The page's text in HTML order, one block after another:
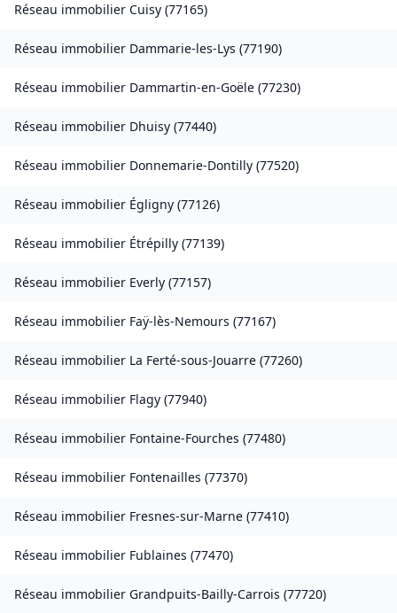
Réseau immobilier Cuisy (77165)
Réseau immobilier Dammarie-les-Lys (77190)
Réseau immobilier Dammartin-en-Goële (77230)
Réseau immobilier Dhuisy (77440)
Réseau immobilier Donnemarie-Dontilly (77520)
Réseau immobilier Égligny (77126)
Réseau immobilier Étrépilly (77139)
Réseau immobilier Everly (77157)
Réseau immobilier Faÿ-lès-Nemours (77167)
Réseau immobilier La Ferté-sous-Jouarre (77260)
Réseau immobilier Flagy (77940)
Réseau immobilier Fontaine-Fourches (77480)
Réseau immobilier Fontenailles (77370)
Réseau immobilier Fresnes-sur-Marne (77410)
Réseau immobilier Fublaines (77470)
Réseau immobilier Grandpuits-Bailly-Carrois (77720)